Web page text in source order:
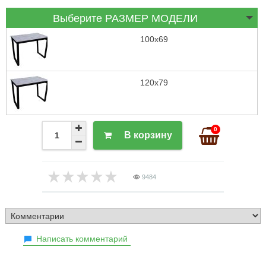
Выберите РАЗМЕР МОДЕЛИ
100х69
120х79
В корзину
0
9484
Написать комментарий